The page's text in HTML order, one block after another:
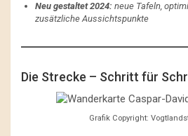
Neu gestaltet 2024: neue Tafeln,
zusätzliche Aussichtspunkte
Die Strecke – Schritt für
Grafik Copyright: